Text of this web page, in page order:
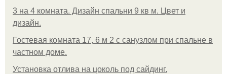
3 на 4 комната. Дизайн спальни 9 кв м. Цвет и
дизайн.
Гостевая комната 17, 6 м 2 с санузлом при спальне в
частном доме.
Установка отлива на цоколь под сайдинг.